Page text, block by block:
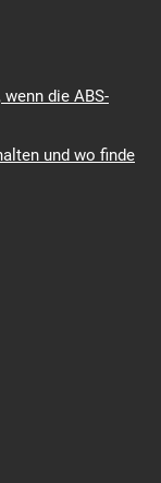
die ABS-
und wo finde